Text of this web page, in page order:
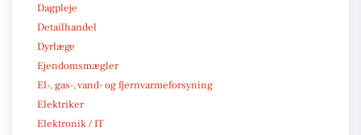
Dagpleje
Detailhandel
Dyrlæge
Ejendomsmægler
El-, gas-, vand- og fjernvarmeforsyning
Elektriker
Elektronik / IT